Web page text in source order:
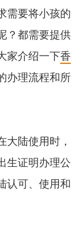
需要将小孩的
？都需要提供
家介绍一下香
办理流程和所
陆使用时，
生证明办理公
认可、使用和